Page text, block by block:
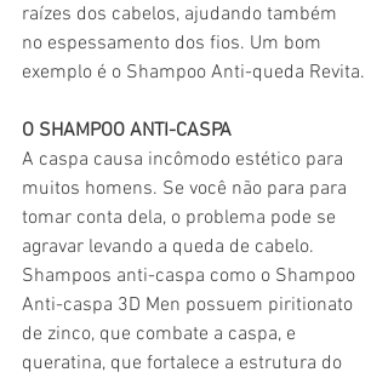
raízes dos cabelos, ajudando também
no espessamento dos fios. Um bom
exemplo é o Shampoo Anti-queda Revita.
O SHAMPOO ANTI-CASPA
A caspa causa incômodo estético para
muitos homens. Se você não para para
tomar conta dela, o problema pode se
agravar levando a queda de cabelo.
Shampoos anti-caspa como o Shampoo
Anti-caspa 3D Men possuem piritionato
de zinco, que combate a caspa, e
queratina, que fortalece a estrutura do